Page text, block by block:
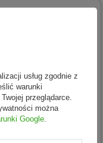
usług zgodnie z
warunki
przeglądarce.
można
Google